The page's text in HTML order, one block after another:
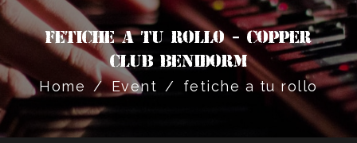
fetiche a tu rollo - Copper
Club Benidorm
Home / Event / fetiche a tu rollo